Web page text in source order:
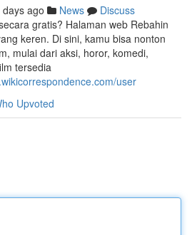
ago News
Discuss
gratis? Halaman web Rebahin
keren. Di sini, kamu bisa nonton
mulai dari aksi, horor, komedi,
tersedia
user
Upvoted